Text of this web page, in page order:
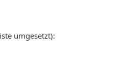
umgesetzt):